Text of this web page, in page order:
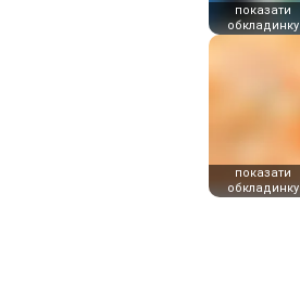
показати
обкладинку
показати
обкладинку